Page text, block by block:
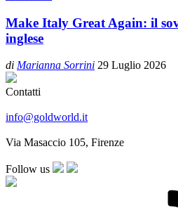
Make Italy Great Again: il
inglese
di Marianna Sorrini 29 Luglio 2026
Contatti
info@goldworld.it
Via Masaccio 105, Firenze
Follow us